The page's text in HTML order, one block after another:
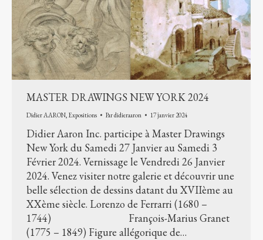
MASTER DRAWINGS NEW YORK 2024
Didier AARON, Expositions Pardidieraaron 17 janvier 2024
Didier Aaron Inc. participe à Master Drawings
New York du Samedi 27 Janvier au Samedi 3
Février 2024. Vernissage le Vendredi 26 Janvier
2024. Venez visiter notre galerie et découvrir une
belle sélection de dessins datant du XVIIème au
XXème siècle. Lorenzo de Ferrarri (1680 –
1744) François-Marius Granet
(1775 – 1849) Figure allégorique de…